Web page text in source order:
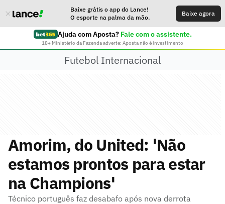
Baixe grátis o app do Lance!
O esporte na palma da mão.
Baixe agora
Ajuda com Aposta? Fale com o assistente.
18+ Ministério da Fazenda adverte: Aposta não é investimento
Futebol Internacional
Amorim, do United: 'Não
estamos prontos para estar
na Champions'
Técnico português faz desabafo após nova derrota